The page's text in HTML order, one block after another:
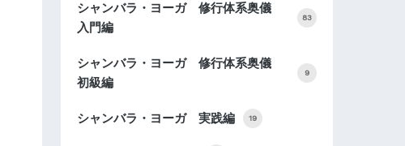
シャンバラ・ヨーガ 修行体系奥儀
入門編
83
シャンバラ・ヨーガ 修行体系奥儀
初級編
9
シャンバラ・ヨーガ 実践編 19